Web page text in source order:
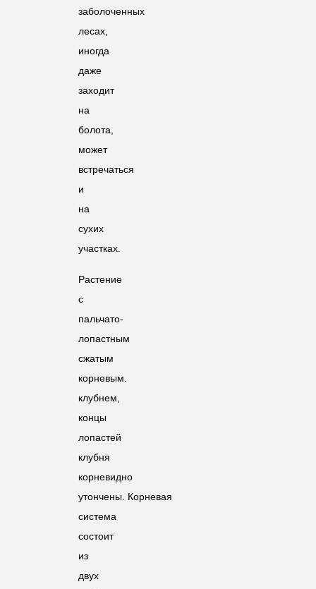
заболоченных
лесах,
иногда
даже
заходит
на
болота,
может
встречаться
и
на
сухих
участках.
Растение
с
пальчато-
лопастным
сжатым
корневым.
клубнем,
концы
лопастей
клубня
корневидно
утончены. Корневая
система
состоит
из
двух